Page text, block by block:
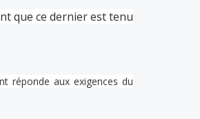
que ce dernier est tenu
réponde aux exigences du